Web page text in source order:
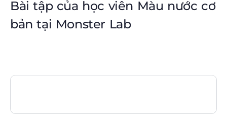
Bài tập của học viên Màu nước cơ
bản tại Monster Lab